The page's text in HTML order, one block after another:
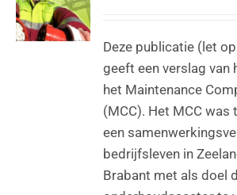
Deze publicatie (let
geeft een verslag van
het Maintenance
(MCC). Het MCC was
een
bedrijfsleven in
Brabant met als doel